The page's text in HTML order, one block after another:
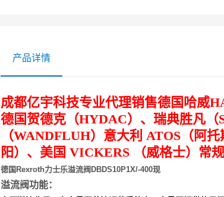
产品详情
成都亿宇科技专业代理销售德国哈威
德国贺德克（HYDAC）、瑞典胜凡
（WANDFLUH）意大利 ATOS（阿
阳）、美国 VICKERS （威格士）常
德国Rexroth力士乐溢流阀DBDS10P1X/-400现
溢流阀功能：